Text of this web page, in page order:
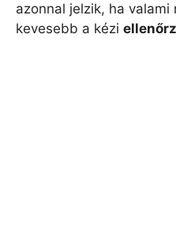
azonnal jelzik, ha valami
kevesebb a kézi